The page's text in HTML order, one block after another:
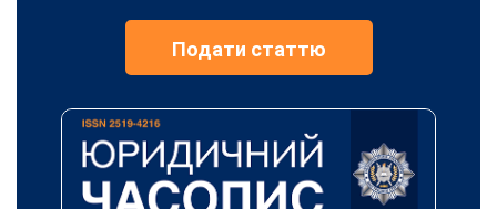
Подати статтю